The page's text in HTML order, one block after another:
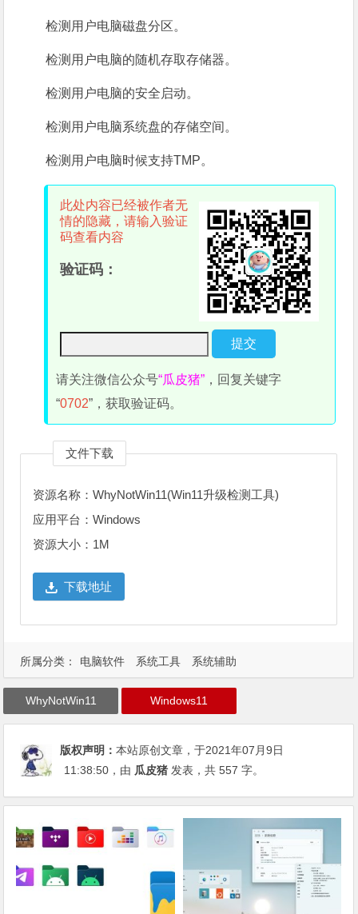
检测用户电脑磁盘分区。
检测用户电脑的随机存取存储器。
检测用户电脑的安全启动。
检测用户电脑系统盘的存储空间。
检测用户电脑时候支持TMP。
此处内容已经被作者无
情的隐藏，请输入验证
码查看内容
验证码：
请关注微信公众号“瓜皮猪” ，回复关键字
“0702”，获取验证码。
文件下载
资源名称：WhyNotWin11(Win11升级检测工具)
应用平台：Windows
资源大小：1M
下载地址
所属分类： 电脑软件 系统工具 系统辅助
WhyNotWin11 Windows11
版权声明：本站原创文章，于2021年07月9日
11:38:50 ，由 瓜皮猪 发表，共 557 字。